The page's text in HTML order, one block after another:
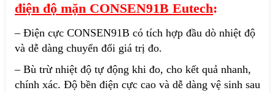
điện độ mặn CONSEN91B Eutech:
– Điện cực CONSEN91B có tích hợp đầu dò nhiệt độ
và dễ dàng chuyển đổi giá trị đo.
– Bù trừ nhiệt độ tự động khi đo, cho kết quả nhanh,
chính xác. Độ bền điện cực cao và dễ dàng vệ sinh sau